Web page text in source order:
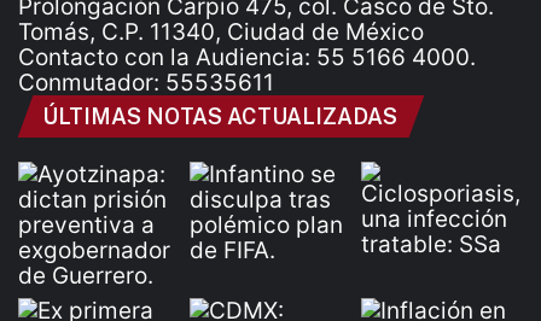
Prolongación Carpio 475, col. Casco de Sto.
Tomás, C.P. 11340, Ciudad de México
Contacto con la Audiencia: 55 5166 4000.
Conmutador: 55535611
ÚLTIMAS NOTAS ACTUALIZADAS